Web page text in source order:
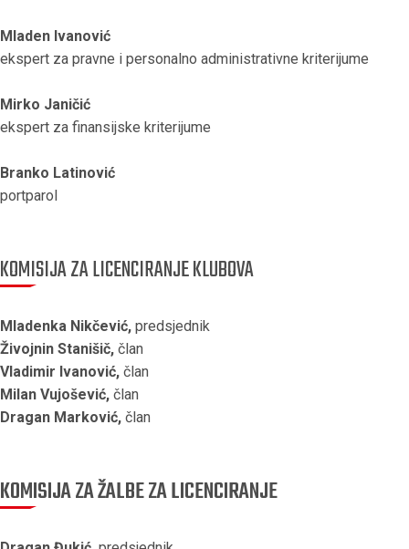
Mladen Ivanović
ekspert za pravne i personalno administrativne kriterijume
Mirko Janičić
ekspert za finansijske kriterijume
Branko Latinović
portparol
KOMISIJA ZA LICENCIRANJE KLUBOVA
Mladenka Nikčević, predsjednik
Živojnin Stanišič, član
Vladimir Ivanović, član
Milan Vujošević, član
Dragan Marković, član
KOMISIJA ZA ŽALBE ZA LICENCIRANJE